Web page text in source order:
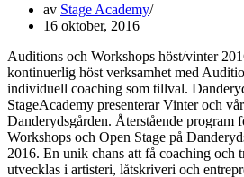
av Stage Academy
16 oktober, 2016
Auditions och Workshops höst/vinter
kontinuerlig höst verksamhet med
individuell coaching som tillval.
StageAcademy presenterar Vinter och
Danderydsgården. Återstående program
Workshops och Open Stage på
2016. En unik chans att få coaching och
utvecklas i artisteri, låtskriveri och